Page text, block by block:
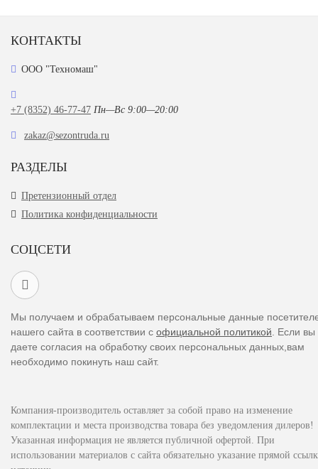
КОНТАКТЫ
ООО "Техномаш"
+7 (8352) 46-77-47 Пн—Вс 9:00—20:00
zakaz@sezontruda.ru
РАЗДЕЛЫ
Претензионный отдел
Политика конфиденциальности
СОЦСЕТИ
Мы получаем и обрабатываем персональные данные
нашего сайта в соответствии с официальной политикой . Если
даете согласия на обработку своих персональных данных,вам
необходимо покинуть наш сайт.
Компания-производитель оставляет за собой право на изменение
комплектации и места производства товара без уведомления дилеров!
Указанная информация не является публичной офертой. При
использовании материалов с сайта обязательно указание прямой